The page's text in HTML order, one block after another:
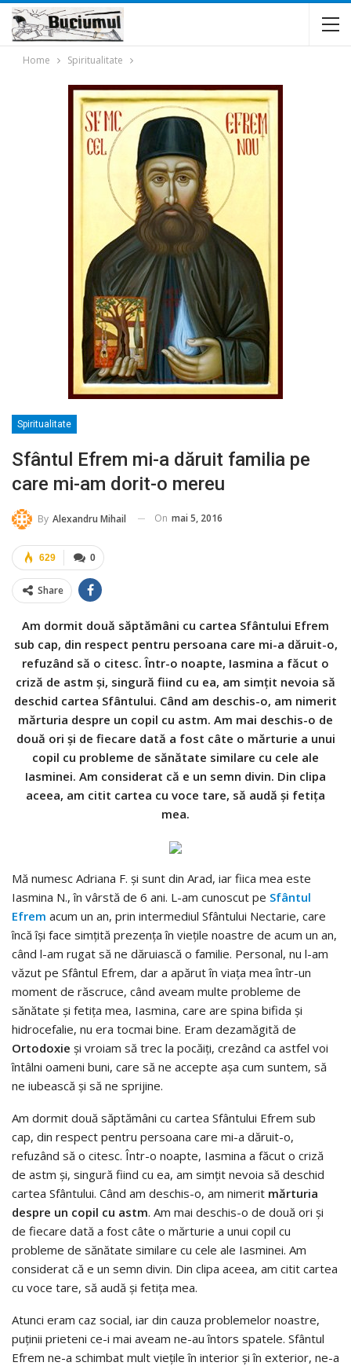
Home Spiritualitate
Spiritualitate
Sfântul Efrem mi-a dăruit familia pe
care mi-am dorit-o mereu
By Alexandru Mihail On mai 5, 2016
0
629
Share
Am dormit două săptămâni cu cartea Sfântului Efrem
sub cap, din respect pentru persoana care mi-a dăruit-o,
refuzând să o citesc. Într-o noapte, Iasmina a făcut o
criză de astm şi, singură fiind cu ea, am simţit nevoia să
deschid cartea Sfântului. Când am deschis-o, am nimerit
mărturia despre un copil cu astm. Am mai deschis-o de
două ori şi de fiecare dată a fost câte o mărturie a unui
copil cu probleme de sănătate similare cu cele ale
Iasminei. Am considerat că e un semn divin. Din clipa
aceea, am citit cartea cu voce tare, să audă şi fetiţa
mea.
Mă numesc Adriana F. şi sunt din Arad, iar fiica mea este
Iasmina N., în vârstă de 6 ani. L-am cunoscut pe Sfântul
Efrem acum un an, prin intermediul Sfântului Nectarie, care
încă îşi face simţită prezenţa în vieţile noastre de acum un an,
când l-am rugat să ne dăruiască o familie. Personal, nu l-am
văzut pe Sfântul Efrem, dar a apărut în viaţa mea într-un
moment de răscruce, când aveam multe probleme de
sănătate şi fetiţa mea, Iasmina, care are spina bifida şi
hidrocefalie, nu era tocmai bine. Eram dezamăgită de
Ortodoxie şi vroiam să trec la pocăiţi, crezând ca astfel voi
întâlni oameni buni, care să ne accepte aşa cum suntem, să
ne iubească şi să ne sprijine.
Am dormit două săptămâni cu cartea Sfântului Efrem sub
cap, din respect pentru persoana care mi-a dăruit-o,
refuzând să o citesc. Într-o noapte, Iasmina a făcut o criză
de astm şi, singură fiind cu ea, am simţit nevoia să deschid
cartea Sfântului. Când am deschis-o, am nimerit mărturia
despre un copil cu astm. Am mai deschis-o de două ori şi
de fiecare dată a fost câte o mărturie a unui copil cu
probleme de sănătate similare cu cele ale Iasminei. Am
considerat că e un semn divin. Din clipa aceea, am citit cartea
cu voce tare, să audă şi fetiţa mea.
Atunci eram caz social, iar din cauza problemelor noastre,
puţinii prieteni ce-i mai aveam ne-au întors spatele. Sfântul
Efrem ne-a schimbat mult vieţile în interior şi în exterior, ne-a